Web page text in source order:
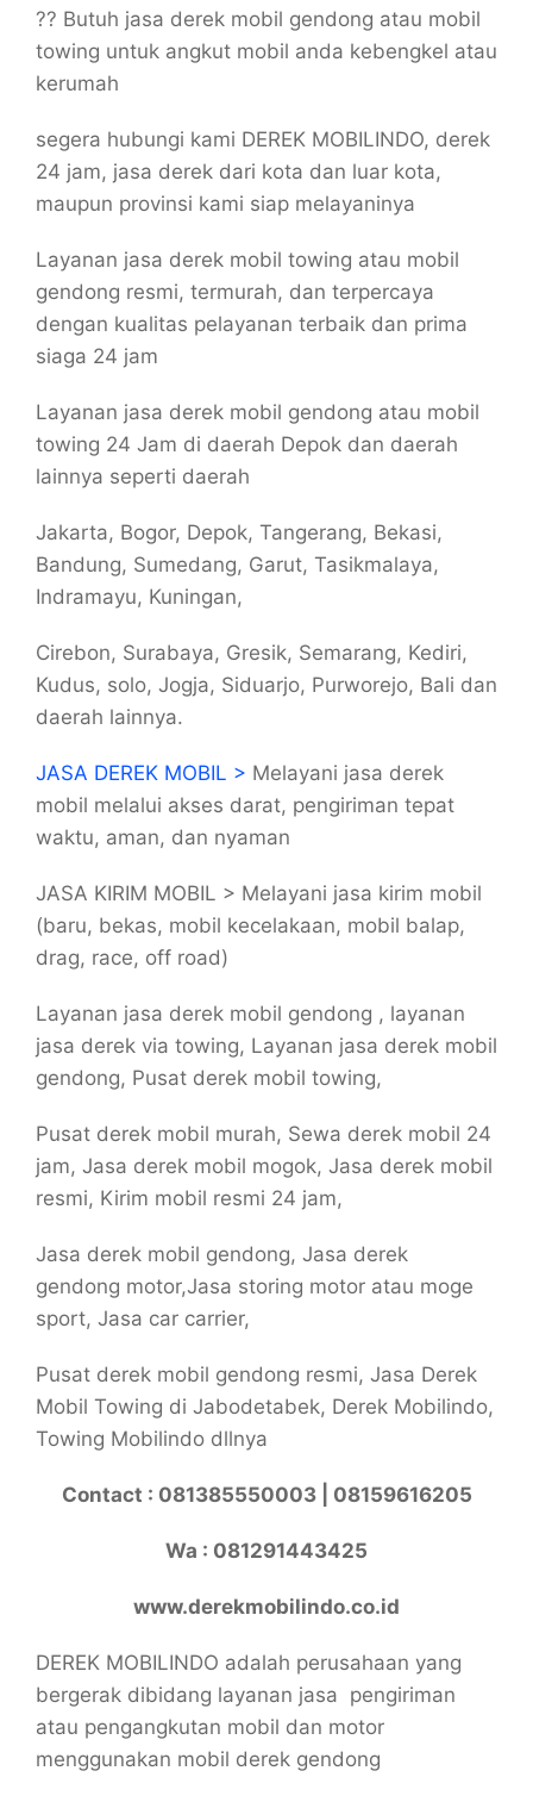
?? Butuh jasa derek mobil gendong atau mobil
towing untuk angkut mobil anda kebengkel atau
kerumah
segera hubungi kami DEREK MOBILINDO, derek
24 jam, jasa derek dari kota dan luar kota,
maupun provinsi kami siap melayaninya
Layanan jasa derek mobil towing atau mobil
gendong resmi, termurah, dan terpercaya
dengan kualitas pelayanan terbaik dan prima
siaga 24 jam
Layanan jasa derek mobil gendong atau mobil
towing 24 Jam di daerah Depok dan daerah
lainnya seperti daerah
Jakarta, Bogor, Depok, Tangerang, Bekasi,
Bandung, Sumedang, Garut, Tasikmalaya,
Indramayu, Kuningan,
Cirebon, Surabaya, Gresik, Semarang, Kediri,
Kudus, solo, Jogja, Siduarjo, Purworejo, Bali dan
daerah lainnya.
JASA DEREK MOBIL > Melayani jasa derek
mobil melalui akses darat, pengiriman tepat
waktu, aman, dan nyaman
JASA KIRIM MOBIL > Melayani jasa kirim mobil
(baru, bekas, mobil kecelakaan, mobil balap,
drag, race, off road)
Layanan jasa derek mobil gendong , layanan
jasa derek via towing, Layanan jasa derek mobil
gendong, Pusat derek mobil towing,
Pusat derek mobil murah, Sewa derek mobil 24
jam, Jasa derek mobil mogok, Jasa derek mobil
resmi, Kirim mobil resmi 24 jam,
Jasa derek mobil gendong, Jasa derek
gendong motor,Jasa storing motor atau moge
sport, Jasa car carrier,
Pusat derek mobil gendong resmi, Jasa Derek
Mobil Towing di Jabodetabek, Derek Mobilindo,
Towing Mobilindo dllnya
Contact : 081385550003 | 08159616205
Wa : 081291443425
www.derekmobilindo.co.id
DEREK MOBILINDO adalah perusahaan yang
bergerak dibidang layanan jasa pengiriman
atau pengangkutan mobil dan motor
menggunakan mobil derek gendong